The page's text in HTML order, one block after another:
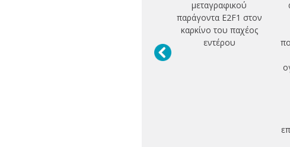
μεταγραφικού
παράγοντα E2F1 στον
καρκίνο του παχέος
εντέρου